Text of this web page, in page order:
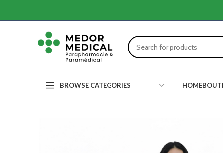
BROWSE CATEGORIES HOME